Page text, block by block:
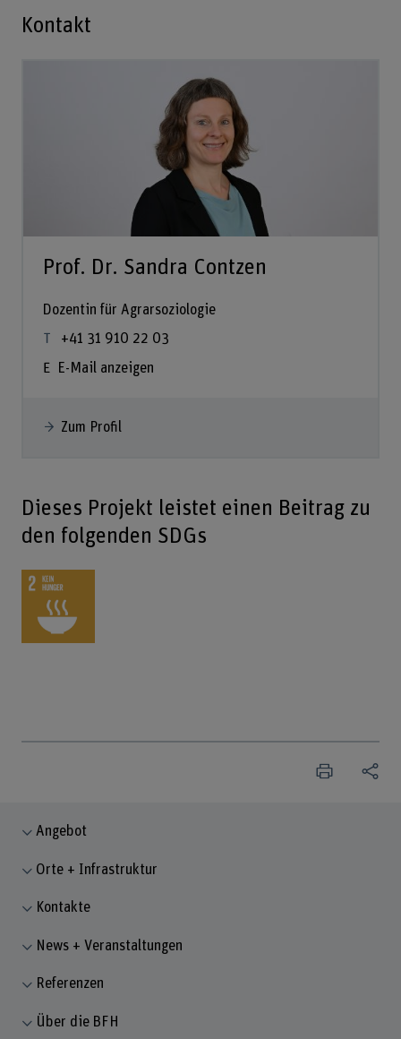
Kontakt
Prof. Dr. Sandra Contzen
Dozentin für Agrarsoziologie
+41 31 910 22 03
E-Mail anzeigen
Zum Profil
Dieses Projekt leistet einen Beitrag zu
den folgenden SDGs
Angebot
Orte + Infrastruktur
Kontakte
News + Veranstaltungen
Referenzen
Über die BFH